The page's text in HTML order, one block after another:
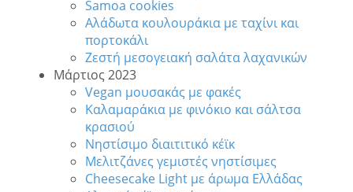
Samoa cookies
Αλάδωτα κουλουράκια με ταχίνι και
πορτοκάλι
Ζεστή μεσογειακή σαλάτα λαχανικών
Μάρτιος 2023
Vegan μουσακάς με φακές
Καλαμαράκια με φινόκιο και σάλτσα
κρασιού
Νηστίσιμο διαιτιτικό κέϊκ
Μελιτζάνες γεμιστές νηστίσιμες
Cheesecake Light με άρωμα Ελλάδας